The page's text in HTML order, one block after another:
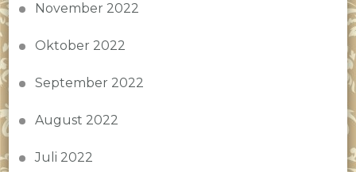
November 2022
Oktober 2022
September 2022
August 2022
Juli 2022